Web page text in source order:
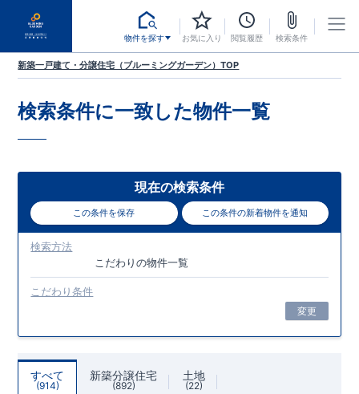
物件を探す お気に入り 閲覧履歴 検索条件
新築一戸建て・分譲住宅（ブルーミングガーデン）TOP
検索条件に一致した物件一覧
現在の検索条件
この条件を保存 この条件の新着物件を通知
検索方法
こだわりの物件一覧
こだわり条件
変更
すべて
914
新築分譲住宅
892
土地
22